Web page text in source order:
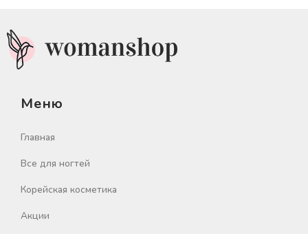
Меню
Главная
Все для ногтей
Корейская косметика
Акции